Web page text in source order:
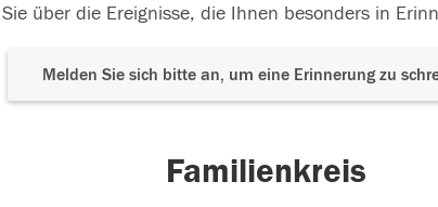
über die Ereignisse, die Ihnen besonders in
Melden Sie sich bitte an, um eine Erinnerung zu
Familienkreis